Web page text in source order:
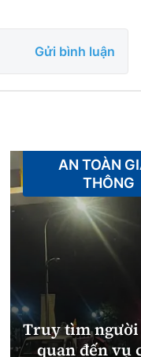
Gửi bình luận
Truy tìm
quan đến vụ
AN TOÀN
THÔNG